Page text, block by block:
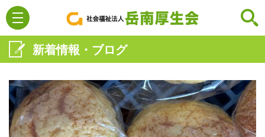
新着情報・ブログ